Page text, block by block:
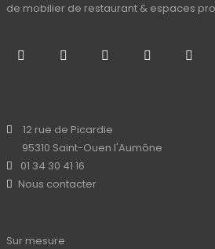
de mobilier de restaurant & espaces
12 rue de Picardie
95310 Saint-Ouen l'Aumône
01 34 30 41 16
Nous contacter
Sur mesure